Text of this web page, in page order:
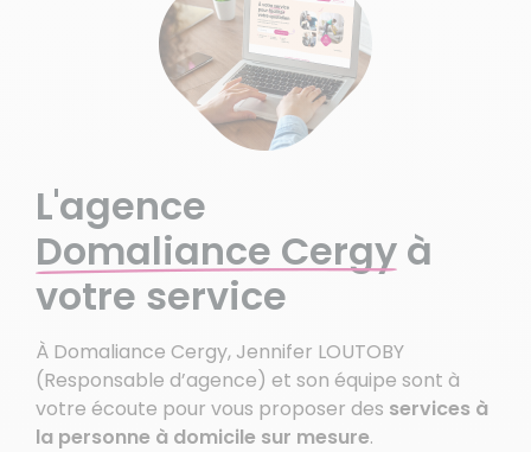
L'agence
Domaliance Cergy à
votre service
À Domaliance Cergy, Jennifer LOUTOBY
(Responsable d’agence) et son équipe sont à
votre écoute pour vous proposer des services à
la personne à domicile sur mesure.